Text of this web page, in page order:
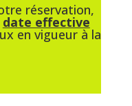
réservation,
date effective
en vigueur à la